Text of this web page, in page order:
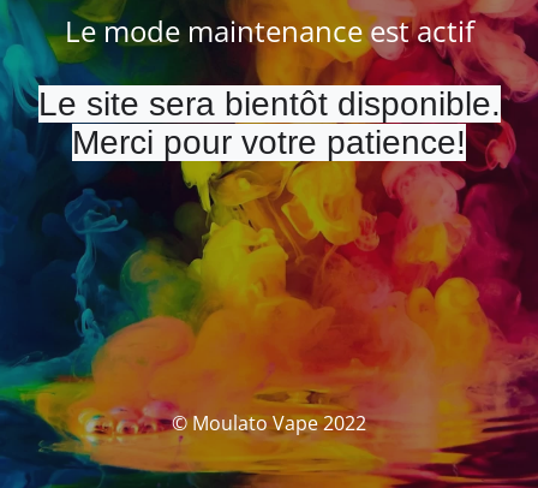
Le mode maintenance est actif
Le site sera bientôt disponible.
Merci pour votre patience!
© Moulato Vape 2022